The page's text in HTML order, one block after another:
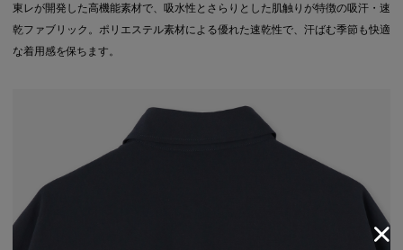
東レが開発した高機能素材で、吸水性とさらりとした肌触りが特徴の吸汗・速
乾ファブリック。ポリエステル素材による優れた速乾性で、汗ばむ季節も快適
な着用感を保ちます。